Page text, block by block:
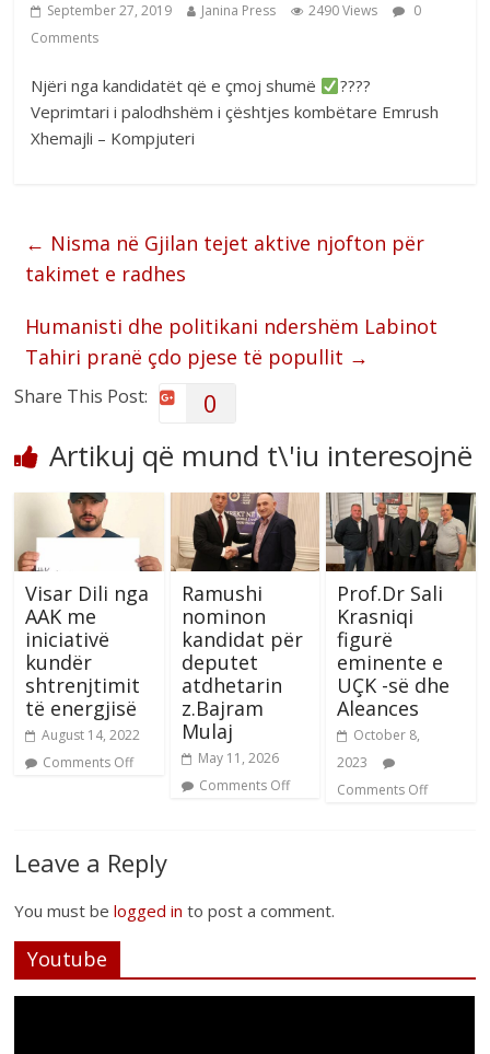
September 27, 2019 Janina Press 2490 Views
0
Comments
Njëri nga kandidatët që e çmoj shumë
????
Veprimtari i palodhshëm i çështjes kombëtare Emrush
Xhemajli – Kompjuteri
← Nisma në Gjilan tejet aktive njofton për
takimet e radhes
Humanisti dhe politikani ndershëm Labinot
Tahiri pranë çdo pjese të popullit →
Share This Post: 0
Artikuj që mund t\'iu interesojnë
Visar Dili nga
AAK me
iniciativë
kundër
shtrenjtimit
të energjisë
August 14, 2022
Comments Off
Ramushi
nominon
kandidat për
deputet
atdhetarin
z.Bajram
Mulaj
May 11, 2026
Comments Off
Prof.Dr Sali
Krasniqi
figurë
eminente e
UÇK -së dhe
Aleances
October 8,
2023
Comments Off
Leave a Reply
You must belogged in to post a comment.
Youtube